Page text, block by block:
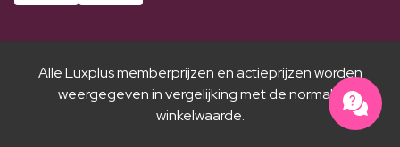
Alle Luxplus memberprijzen en actieprijzen worden
weergegeven in vergelijking met de normale
winkelwaarde.